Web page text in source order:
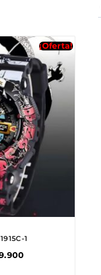
¡Oferta!
1